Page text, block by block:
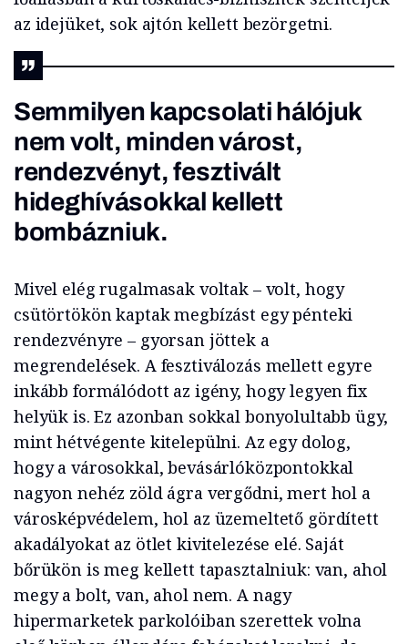
az idejüket, sok ajtón kellett bezörgetni.
Semmilyen kapcsolati hálójuk
nem volt, minden várost,
rendezvényt, fesztivált
hideghívásokkal kellett
bombázniuk.
Mivel elég rugalmasak voltak – volt, hogy
csütörtökön kaptak megbízást egy pénteki
rendezvényre – gyorsan jöttek a
megrendelések. A fesztiválozás mellett egyre
inkább formálódott az igény, hogy legyen fix
helyük is. Ez azonban sokkal bonyolultabb ügy,
mint hétvégente kitelepülni. Az egy dolog,
hogy a városokkal, bevásárlóközpontokkal
nagyon nehéz zöld ágra vergődni, mert hol a
városképvédelem, hol az üzemeltető gördített
akadályokat az ötlet kivitelezése elé. Saját
bőrükön is meg kellett tapasztalniuk: van, ahol
megy a bolt, van, ahol nem. A nagy
hipermarketek parkolóiban szerettek volna